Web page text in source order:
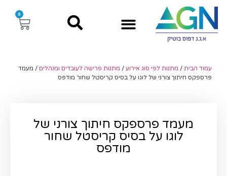
0
עמוד הבית / מתנות לפי סוג אירוע / מתנות פרישה לעובדים ומנהלים / מעמד
פרספקס חיתוך צורני של לוגו על בסיס קריסטל שחור מודפס
מעמד פרספקס חיתוך צורני של
לוגו על בסיס קריסטל שחור
מודפס